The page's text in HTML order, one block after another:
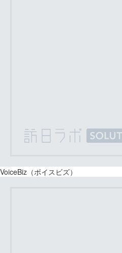
VoiceBiz（ボイスビズ）